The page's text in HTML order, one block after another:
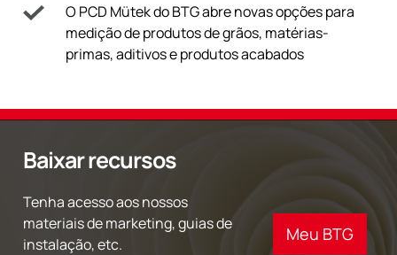
O PCD Mütek do BTG abre novas opções para
medição de produtos de grãos, matérias-
primas, aditivos e produtos acabados
Baixar recursos
Tenha acesso aos nossos
materiais de marketing, guias de
instalação, etc.
Meu BTG